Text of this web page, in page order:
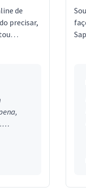
de
precisar,